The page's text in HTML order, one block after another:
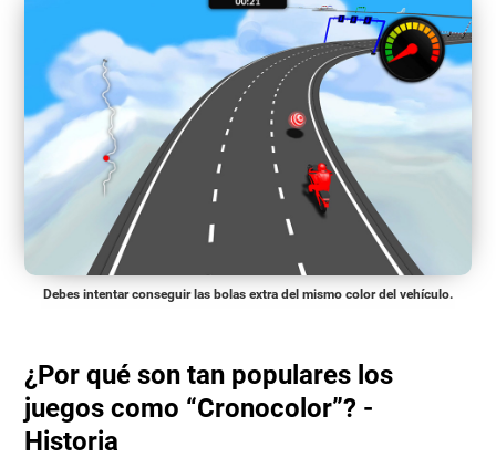
Debes intentar conseguir las bolas extra del mismo color del vehículo.
¿Por qué son tan populares los
juegos como “Cronocolor”? -
Historia